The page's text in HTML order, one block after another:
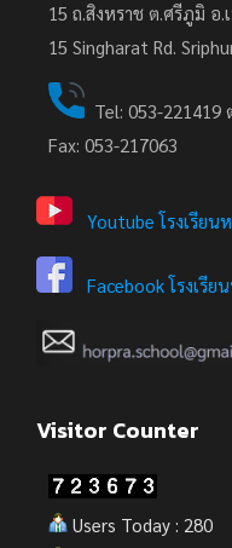
15 ถ.สิงหราช ต.ศรีภูมิ อ.
15 Singharat Rd.
Tel: 053-221419
Fax: 053-217063
Youtube โรงเรียน
Facebook โรงเรี
Visitor Counter
Users Today : 280